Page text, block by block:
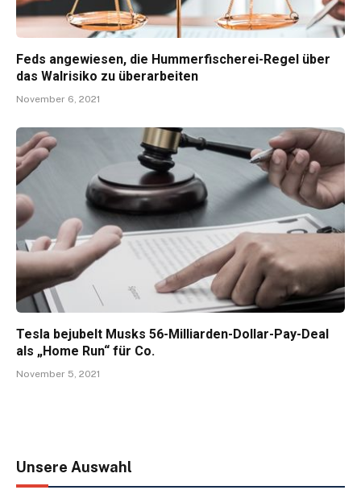
Feds angewiesen, die Hummerfischerei-Regel über
das Walrisiko zu überarbeiten
November 6, 2021
Tesla bejubelt Musks 56-Milliarden-Dollar-Pay-Deal
als „Home Run“ für Co.
November 5, 2021
Unsere Auswahl